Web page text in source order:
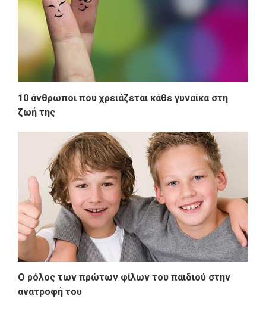
10 άνθρωποι που χρειάζεται κάθε γυναίκα στη
ζωή της
Ο ρόλος των πρώτων φίλων του παιδιού στην
ανατροφή του